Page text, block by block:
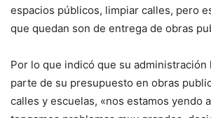
espacios públicos, limpiar calles, pero
que quedan son de entrega de obras
Por lo que indicó que su administración
parte de su presupuesto en obras
calles y escuelas, «nos estamos yendo